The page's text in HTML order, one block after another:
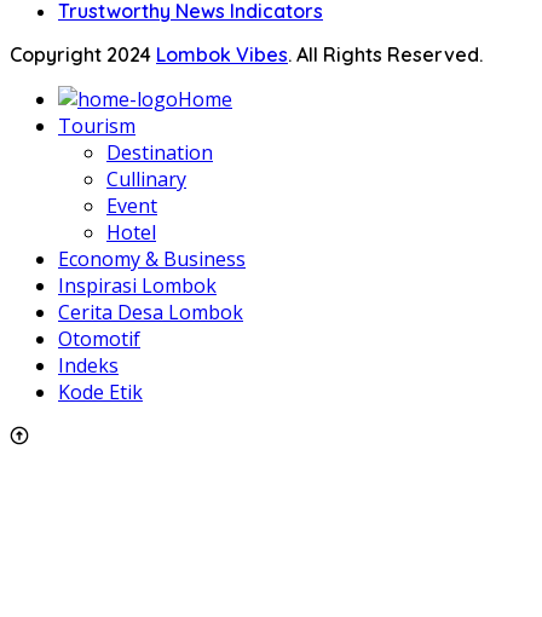
Trustworthy News Indicators
Copyright 2024 Lombok Vibes. All Rights Reserved.
Home
Tourism
Destination
Cullinary
Event
Hotel
Economy & Business
Inspirasi Lombok
Cerita Desa Lombok
Otomotif
Indeks
Kode Etik